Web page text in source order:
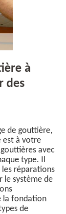
à
des
de gouttière,
est à votre
avec
type. Il
les réparations
le système de
la fondation
de